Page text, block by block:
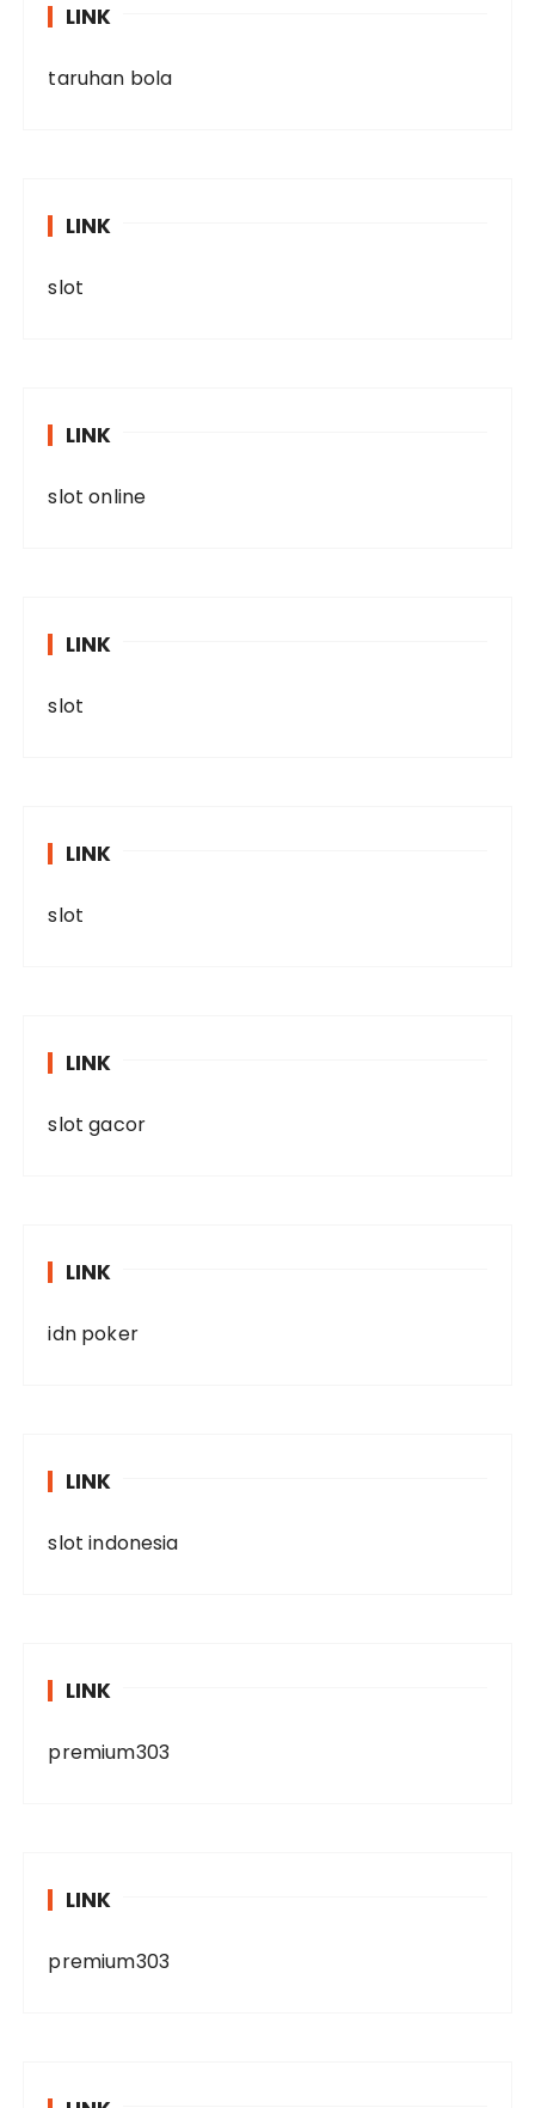
LINK
taruhan bola
LINK
slot
LINK
slot online
LINK
slot
LINK
slot
LINK
slot gacor
LINK
idn poker
LINK
slot indonesia
LINK
premium303
LINK
premium303